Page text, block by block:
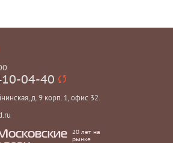
04-40
д. 9 корп. 1, офис 32.
20 лет на
рынке